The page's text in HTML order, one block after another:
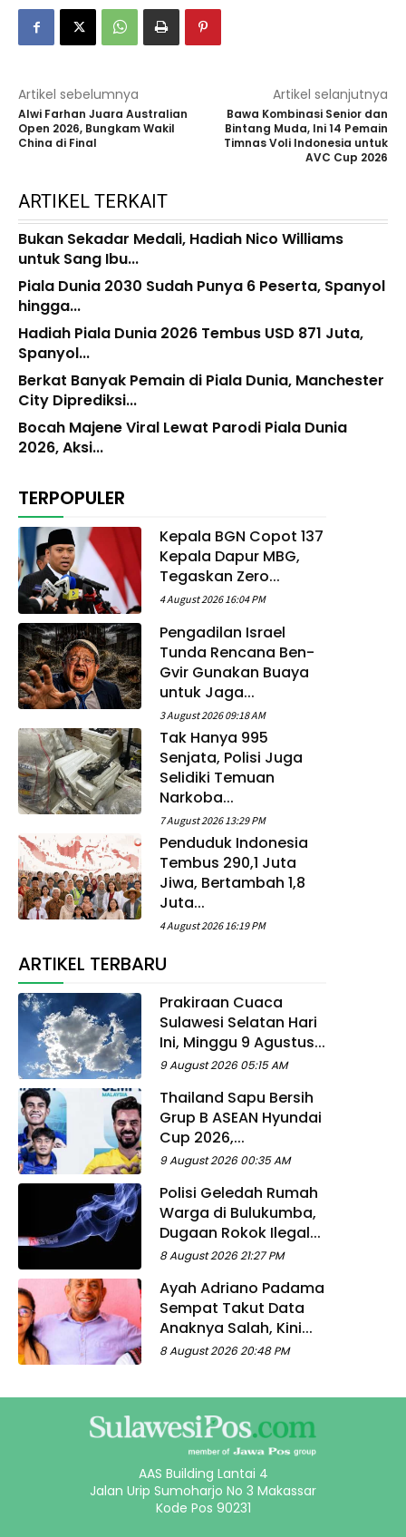
Artikel sebelumnya
Alwi Farhan Juara Australian
Open 2026, Bungkam Wakil
China di Final
Artikel selanjutnya
Bawa Kombinasi Senior dan
Bintang Muda, Ini 14 Pemain
Timnas Voli Indonesia untuk
AVC Cup 2026
ARTIKEL TERKAIT
Bukan Sekadar Medali, Hadiah Nico Williams
untuk Sang Ibu...
Piala Dunia 2030 Sudah Punya 6 Peserta, Spanyol
hingga...
Hadiah Piala Dunia 2026 Tembus USD 871 Juta,
Spanyol...
Berkat Banyak Pemain di Piala Dunia, Manchester
City Diprediksi...
Bocah Majene Viral Lewat Parodi Piala Dunia
2026, Aksi...
TERPOPULER
Kepala BGN Copot 137
Kepala Dapur MBG,
Tegaskan Zero...
4 August 2026 16:04 PM
Pengadilan Israel
Tunda Rencana Ben-
Gvir Gunakan Buaya
untuk Jaga...
3 August 2026 09:18 AM
Tak Hanya 995
Senjata, Polisi Juga
Selidiki Temuan
Narkoba...
7 August 2026 13:29 PM
Penduduk Indonesia
Tembus 290,1 Juta
Jiwa, Bertambah 1,8
Juta...
4 August 2026 16:19 PM
ARTIKEL TERBARU
Prakiraan Cuaca
Sulawesi Selatan Hari
Ini, Minggu 9 Agustus...
9 August 2026 05:15 AM
Thailand Sapu Bersih
Grup B ASEAN Hyundai
Cup 2026,...
9 August 2026 00:35 AM
Polisi Geledah Rumah
Warga di Bulukumba,
Dugaan Rokok Ilegal...
8 August 2026 21:27 PM
Ayah Adriano Padama
Sempat Takut Data
Anaknya Salah, Kini...
8 August 2026 20:48 PM
AAS Building Lantai 4
Jalan Urip Sumoharjo No 3 Makassar
Kode Pos 90231